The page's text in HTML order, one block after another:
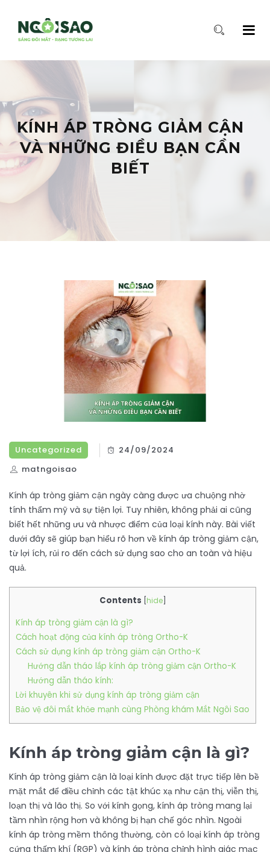
KÍNH ÁP TRÒNG GIẢM CẬN
VÀ NHỮNG ĐIỀU BẠN CẦN
BIẾT
Uncategorized
24/09/2024
matngoisao
Kính áp tròng giảm cận ngày càng được ưa chuộng nhờ
tính thẩm mỹ và sự tiện lợi. Tuy nhiên, không phải ai cũng
biết hết những ưu và nhược điểm của loại kính này. Bài viết
dưới đây sẽ giúp bạn hiểu rõ hơn về kính áp tròng giảm cận,
từ lợi ích, rủi ro đến cách sử dụng sao cho an toàn và hiệu
quả.
Contents hide]
Kính áp tròng giảm cận là gì?
Cách hoạt động của kính áp tròng Ortho-K
Cách sử dụng kính áp tròng giảm cận Ortho-K
Hướng dẫn tháo lắp kính áp tròng giảm cận Ortho-K
Hướng dẫn tháo kính:
Lời khuyên khi sử dụng kính áp tròng giảm cận
Bảo vệ đôi mắt khỏe mạnh cùng Phòng khám Mắt Ngôi Sao
Kính áp tròng giảm cận là gì?
Kính áp tròng giảm cận là loại kính được đặt trực tiếp lên bề
mặt mắt để điều chỉnh các tật khúc xạ như cận thị, viễn thị,
loạn thị và lão thị. So với kính gọng, kính áp tròng mang lại
tầm nhìn rộng hơn và không bị hạn chế góc nhìn. Ngoài
kính áp tròng mềm thông thường, còn có loại kính áp tròng
cứng thấm khí (RGP) và kính áp tròng chỉnh hình giác mạc